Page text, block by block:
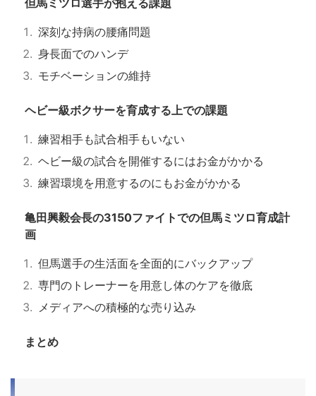
深刻な持病の腰痛問題
身長面でのハンデ
モチベーションの維持
ヘビー級ボクサーを育成する上での課題
練習相手も試合相手もいない
ヘビー級の試合を開催するにはお金がかかる
練習環境を用意するのにもお金がかかる
亀田興毅会長の3150ファイトでの但馬ミツロ育成計
画
但馬選手の生活面を全面的にバックアップ
専門のトレーナーを用意し体のケアを徹底
メディアへの積極的な売り込み
まとめ